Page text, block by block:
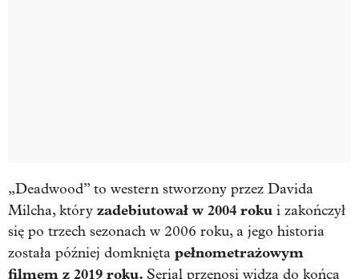
„Deadwood” to western stworzony przez Davida
Milcha, który zadebiutował w 2004 roku i zakończył
się po trzech sezonach w 2006 roku, a jego historia
została później domknięta pełnometrażowym
filmem z 2019 roku. Serial przenosi widza do końca